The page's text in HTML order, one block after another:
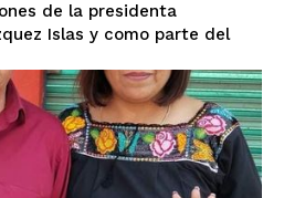
de la presidenta
Islas y como parte del